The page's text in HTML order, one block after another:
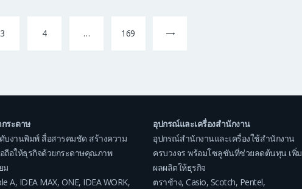
Page
3 Page
4 … Page
169
ระดาษ
บงานพิมพ์ สื่อสารคมชัด สร้างความ
ถือให้ธุรกิจด้วยกระดาษคุณภาพ
ม
A, IDEA MAX, ONE, IDEA WORK,
อุปกรณ์และเครื่องสำนักงาน
อุปกรณ์สำนักงานและเครื่องใช้สำนักงาน
ครบวงจร พร้อมโซลูชันที่ช่วยลดต้นทุน เพิ่ม
ผลผลิตให้ธุรกิจ
ตราช้าง, Casio, Scotch, Pentel,